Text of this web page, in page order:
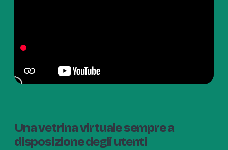
Una vetrina virtuale sempre a
disposizione degli utenti